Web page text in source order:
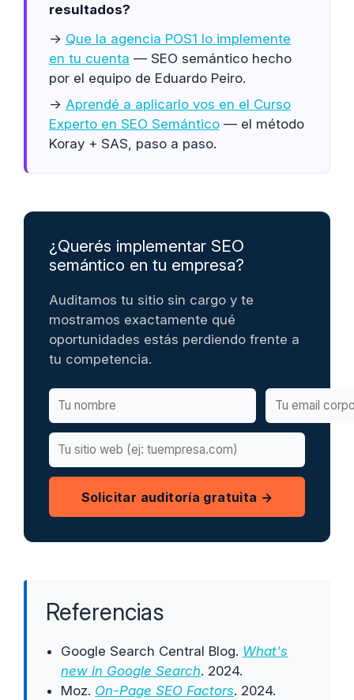
resultados?
→ Que la agencia POS1 lo implemente
en tu cuenta — SEO semántico hecho
por el equipo de Eduardo Peiro.
→ Aprendé a aplicarlo vos en el Curso
Experto en SEO Semántico — el método
Koray + SAS, paso a paso.
¿Querés implementar SEO
semántico en tu empresa?
Auditamos tu sitio sin cargo y te
mostramos exactamente qué
oportunidades estás perdiendo frente a
tu competencia.
Solicitar auditoría gratuita →
Referencias
Google Search Central Blog. What's
new in Google Search. 2024.
Moz. On-Page SEO Factors. 2024.